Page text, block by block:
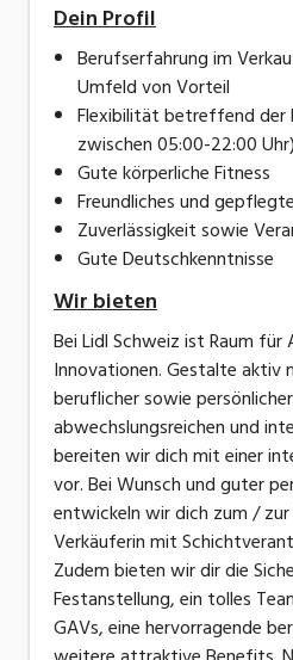
Dein Profil
Berufserfahrung im
Umfeld von Vorteil
Flexibilität betreffend der
zwischen 05:00-22:00 Uhr)
Gute körperliche Fitness
Freundliches und
Zuverlässigkeit sowie
Gute Deutschkenntnisse
Wir bieten
Bei Lidl Schweiz ist Raum für
Innovationen. Gestalte aktiv
beruflicher sowie
abwechslungsreichen und
bereiten wir dich mit einer
vor. Bei Wunsch und guter
entwickeln wir dich zum /
Verkäuferin mit
Zudem bieten wir dir die
Festanstellung, ein tolles
GAVs, eine hervorragende